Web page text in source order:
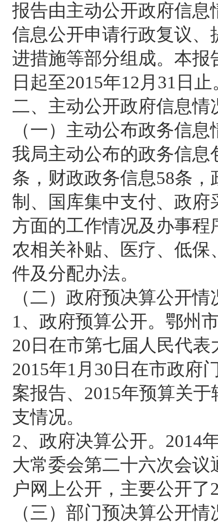
报告由主动公开政府信
信息公开申请行政复议
进措施等部分组成。本报
日起至2015年12月31日止
二、主动公开政府信息情
（一）主动公布政务信息
我局主动公布的政务信息
条，财政政务信息58条
制、国库集中支付、政
方面的工作情况及办事
农相关补贴、医疗、低
件及分配办法。
（二）政府预决算公开情
1、政府预算公开。鄂州
20日在市第七届人民代
2015年1月30日在市政府
案报告、2015年预算关
支情况。
2、政府决算公开。2014
大常委会第二十六次会议
户网上公开，主要公开
（三）部门预决算公开情